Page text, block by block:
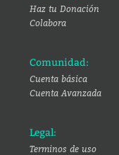
Haz tu Donación
Colabora
Comunidad:
Cuenta básica
Cuenta Avanzada
Legal:
Terminos de uso